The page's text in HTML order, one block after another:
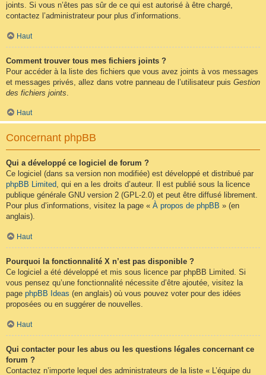
joints. Si vous n’êtes pas sûr de ce qui est autorisé à être chargé,
contactez l’administrateur pour plus d’informations.
Haut
Comment trouver tous mes fichiers joints ?
Pour accéder à la liste des fichiers que vous avez joints à vos messages
et messages privés, allez dans votre panneau de l’utilisateur puis Gestion
des fichiers joints
Haut
Concernant phpBB
Qui a développé ce logiciel de forum ?
Ce logiciel (dans sa version non modifiée) est développé et distribué par
phpBB Limited, qui en a les droits d’auteur. Il est publié sous la licence
publique générale GNU version 2 (GPL-2.0) et peut être diffusé librement.
Pour plus d’informations, visitez la page « À propos de phpBB » (en
anglais).
Haut
Pourquoi la fonctionnalité X n’est pas disponible ?
Ce logiciel a été développé et mis sous licence par phpBB Limited. Si
vous pensez qu’une fonctionnalité nécessite d’être ajoutée, visitez la
page phpBB Ideas (en anglais) où vous pouvez voter pour des idées
proposées ou en suggérer de nouvelles.
Haut
Qui contacter pour les abus ou les questions légales concernant ce
forum ?
Contactez n’importe lequel des administrateurs de la liste « L’équipe du